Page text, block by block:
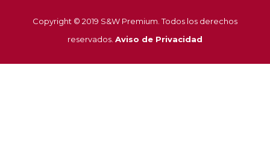
Copyright © 2019 S&W Premium. Todos los derechos
reservados. Aviso de Privacidad